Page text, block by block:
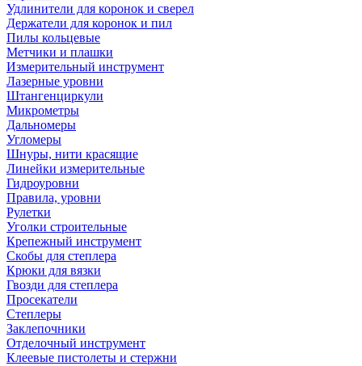
Удлинители для коронок и сверел
Держатели для коронок и пил
Пилы кольцевые
Метчики и плашки
Измерительный инструмент
Лазерные уровни
Штангенциркули
Микрометры
Дальномеры
Угломеры
Шнуры, нити красящие
Линейки измерительные
Гидроуровни
Правила, уровни
Рулетки
Уголки строительные
Крепежный инструмент
Скобы для степлера
Крюки для вязки
Гвозди для степлера
Просекатели
Степлеры
Заклепочники
Отделочный инструмент
Клеевые пистолеты и стержни